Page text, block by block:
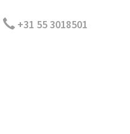
+31 55 3018501